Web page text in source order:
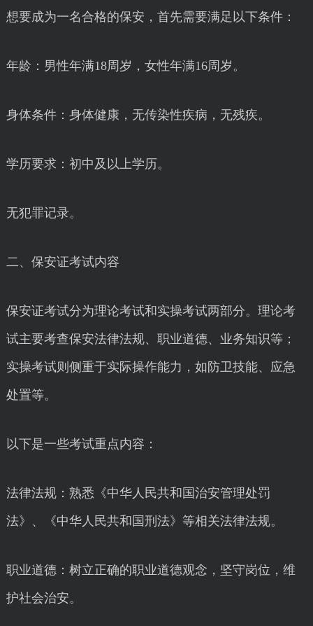
想要成为一名合格的保安，首先需要满足以下条件：
年龄：男性年满18周岁，女性年满16周岁。
身体条件：身体健康，无传染性疾病，无残疾。
学历要求：初中及以上学历。
无犯罪记录。
二、保安证考试内容
保安证考试分为理论考试和实操考试两部分。理论考
试主要考查保安法律法规、职业道德、业务知识等；
实操考试则侧重于实际操作能力，如防卫技能、应急
处置等。
以下是一些考试重点内容：
法律法规：熟悉《中华人民共和国治安管理处罚
法》、《中华人民共和国刑法》等相关法律法规。
职业道德：树立正确的职业道德观念，坚守岗位，维
护社会治安。